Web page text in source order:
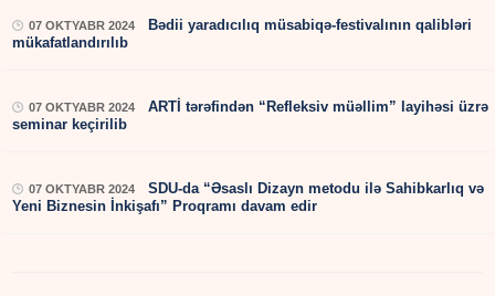
07 OKTYABR 2024
Bədii yaradıcılıq müsabiqə-festivalının qalibləri
mükafatlandırılıb
07 OKTYABR 2024
ARTİ tərəfindən “Refleksiv müəllim” layihəsi üzrə
seminar keçirilib
07 OKTYABR 2024
SDU-da “Əsaslı Dizayn metodu ilə Sahibkarlıq və
Yeni Biznesin İnkişafı” Proqramı davam edir